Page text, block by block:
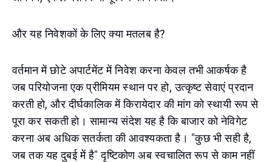
और यह निवेशकों के लिए क्या मतलब है?
वर्तमान में छोटे अपार्टमेंट में निवेश करना केवल तभी आकर्षक है
जब परियोजना एक प्रीमियम स्थान पर हो, उत्कृष्ट सेवाएं प्रदान
करती हो, और दीर्घकालिक में किरायेदार की मांग को स्थायी रूप से
पूरा कर सकती हो। सामान्य संदेश यह है कि बाजार को नेविगेट
करना अब अधिक सतर्कता की आवश्यकता है। "कुछ भी सही है,
जब तक यह दुबई में है" दृष्टिकोण अब स्वचालित रूप से काम नहीं